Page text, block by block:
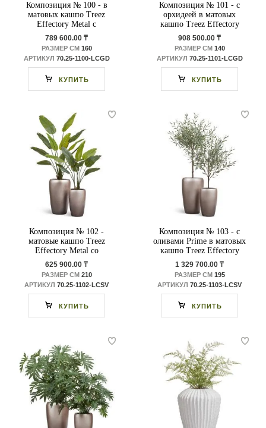
Композиция № 100 - в
матовых кашпо Treez
Effectory Metal с
филодендроном
789 600.00 ₸
РАЗМЕР СМ 160
АРТИКУЛ 70.25-1100-LСGD
КУПИТЬ
Композиция № 101 - с
орхидеей в матовых
кашпо Treez Effectory
Metal
908 500.00 ₸
РАЗМЕР СМ 140
АРТИКУЛ 70.25-1101-LСGD
КУПИТЬ
Композиция № 102 -
матовые кашпо Treez
Effectory Metal со
стрелициями
625 900.00 ₸
РАЗМЕР СМ 210
АРТИКУЛ 70.25-1102-LСSV
КУПИТЬ
Композиция № 103 - с
оливами Prime в матовых
кашпо Treez Effectory
Metal
1 329 700.00 ₸
РАЗМЕР СМ 195
АРТИКУЛ 70.25-1103-LСSV
КУПИТЬ